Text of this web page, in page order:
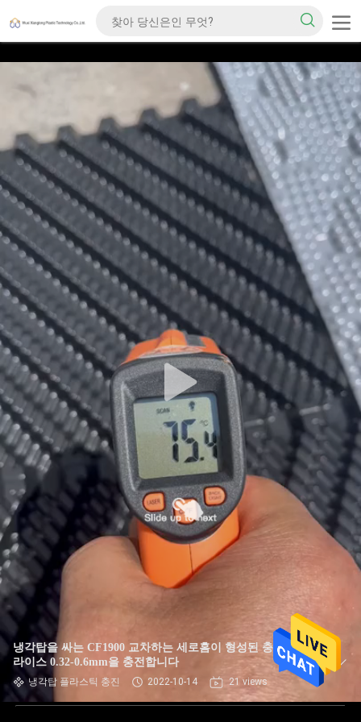
냉각탑을 싸는 CF1900 교차하는 세로홈이 형성된 충진은 프
라이스 0.32-0.6mm을 충전합니다
냉각탑 플라스틱 충진 2022-10-14 21 views